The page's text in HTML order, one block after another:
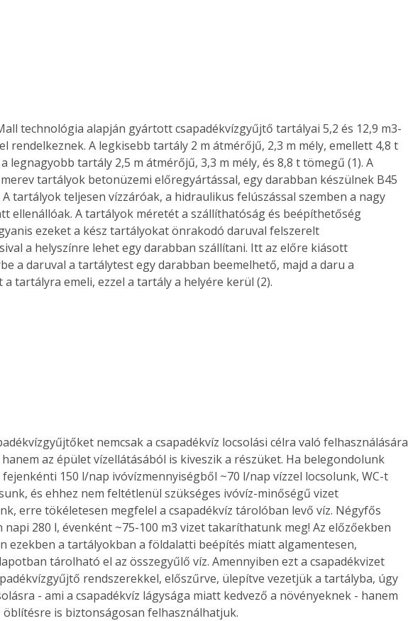
egyedi
vagy
is
Bárhol,
élve
az
A
technológia alapján gyártott csapadékvízgyűjtő tartályai 5,2 és 12,9 m3-
rendelkeznek. A legkisebb tartály 2 m átmérőjű, 2,3 m mély, emellett 4,8 t
legnagyobb tartály 2,5 m átmérőjű, 3,3 m mély, és 8,8 t tömegű (1). A
tartályok betonüzemi előregyártással, egy darabban készülnek B45
tartályok teljesen vízzáróak, a hidraulikus felúszással szemben a nagy
ellenállóak. A tartályok méretét a szállíthatóság és beépíthetőség
ezeket a kész tartályokat önrakodó daruval felszerelt
a helyszínre lehet egy darabban szállítani. Itt az előre kiásott
a daruval a tartálytest egy darabban beemelhető, majd a daru a
tartályra emeli, ezzel a tartály a helyére kerül (2).
nemcsak a csapadékvíz locsolási célra való felhasználására
az épület vízellátásából is kiveszik a részüket. Ha belegondolunk
150 l/nap ivóvízmennyiségből ~70 l/nap vízzel locsolunk, WC-t
és ehhez nem feltétlenül szükséges ivóvíz-minőségű vizet
erre tökéletesen megfelel a csapadékvíz tárolóban levő víz. Négyfős
napi 280 l, évenként ~75-100 m3 vizet takaríthatunk meg! Az előzőekben
ezekben a tartályokban a földalatti beépítés miatt algamentesen,
tárolható el az összegyűlő víz. Amennyiben ezt a csapadékvizet
rendszerekkel, előszűrve, ülepítve vezetjük a tartályba, úgy
- ami a csapadékvíz lágysága miatt kedvező a növényeknek - hanem
öblítésre is biztonságosan felhasználhatjuk.